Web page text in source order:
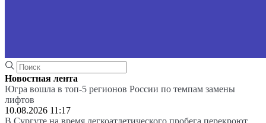
Новостная лента
Югра вошла в топ-5 регионов России по темпам замены
лифтов
10.08.2026 11:17
В Сургуте на время легкоатлетического пробега перекроют